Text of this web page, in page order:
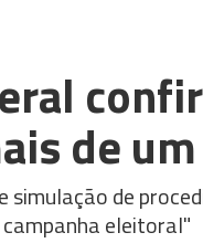
de
simulação de
eleitoral"